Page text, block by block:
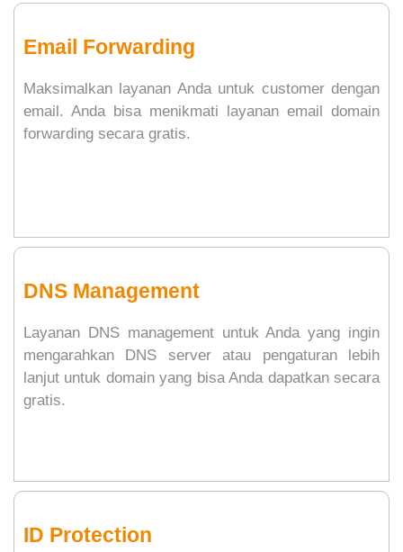
Email Forwarding
Maksimalkan layanan Anda untuk customer dengan
email. Anda bisa menikmati layanan email domain
forwarding secara gratis.
DNS Management
Layanan DNS management untuk Anda yang ingin
mengarahkan DNS server atau pengaturan lebih
lanjut untuk domain yang bisa Anda dapatkan secara
gratis.
ID Protection